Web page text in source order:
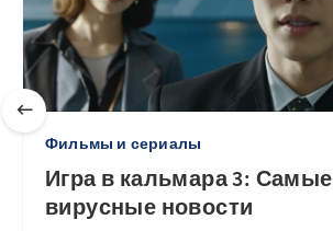
Фильмы и сериалы
Игра в кальмара 3: Самые
вирусные новости